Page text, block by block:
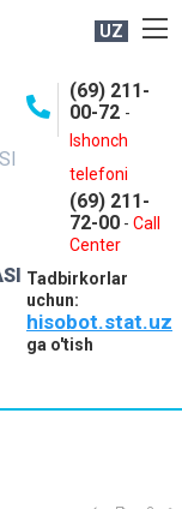
UZ
(69) 211-
00-72 -
Ishonch
telefoni
(69) 211-
72-00 - Call
Center
Tadbirkorlar
uchun:
hisobot.stat.uz
ga o'tish